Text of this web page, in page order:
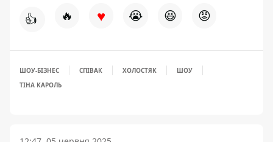
👍 🔥 ♥ 😭 😆 😡
ШОУ-БІЗНЕС СПІВАК ХОЛОСТЯК
ШОУ
ТІНА КАРОЛЬ